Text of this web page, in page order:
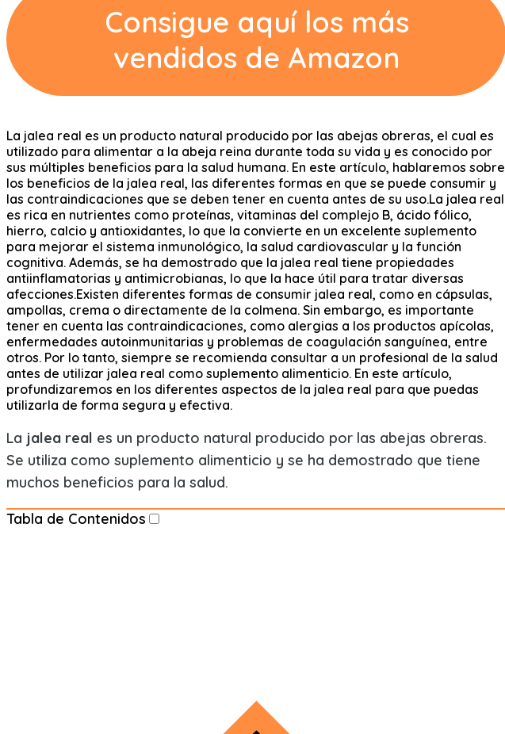
Consigue aquí los más
vendidos de Amazon
La jalea real es un producto natural producido por las abejas obreras, el cual es
utilizado para alimentar a la abeja reina durante toda su vida y es conocido por
sus múltiples beneficios para la salud humana. En este artículo, hablaremos sobre
los beneficios de la jalea real, las diferentes formas en que se puede consumir y
las contraindicaciones que se deben tener en cuenta antes de su uso.La jalea real
es rica en nutrientes como proteínas, vitaminas del complejo B, ácido fólico,
hierro, calcio y antioxidantes, lo que la convierte en un excelente suplemento
para mejorar el sistema inmunológico, la salud cardiovascular y la función
cognitiva. Además, se ha demostrado que la jalea real tiene propiedades
antiinflamatorias y antimicrobianas, lo que la hace útil para tratar diversas
afecciones.Existen diferentes formas de consumir jalea real, como en cápsulas,
ampollas, crema o directamente de la colmena. Sin embargo, es importante
tener en cuenta las contraindicaciones, como alergias a los productos apícolas,
enfermedades autoinmunitarias y problemas de coagulación sanguínea, entre
otros. Por lo tanto, siempre se recomienda consultar a un profesional de la salud
antes de utilizar jalea real como suplemento alimenticio. En este artículo,
profundizaremos en los diferentes aspectos de la jalea real para que puedas
utilizarla de forma segura y efectiva.
La jalea real es un producto natural producido por las abejas obreras.
Se utiliza como suplemento alimenticio y se ha demostrado que tiene
muchos beneficios para la salud.
Tabla de Contenidos